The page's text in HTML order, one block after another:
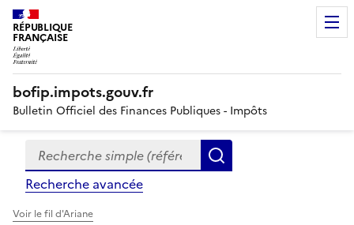
RÉPUBLIQUE
FRANÇAISE
bofip.impots.gouv.fr
Bulletin Officiel des Finances Publiques - Impôts
Formulaire
de
recherche
Recherche simple (références, mots clés, partie du
Recherche avancée
Voir le fil d'Ariane